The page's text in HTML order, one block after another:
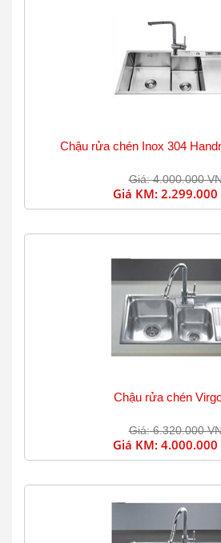
Chậu rửa chén Inox 304
Giá: 4.000.000
Giá KM: 2.299.000
Chậu rửa chén
Giá: 6.320.000
Giá KM: 4.000.000